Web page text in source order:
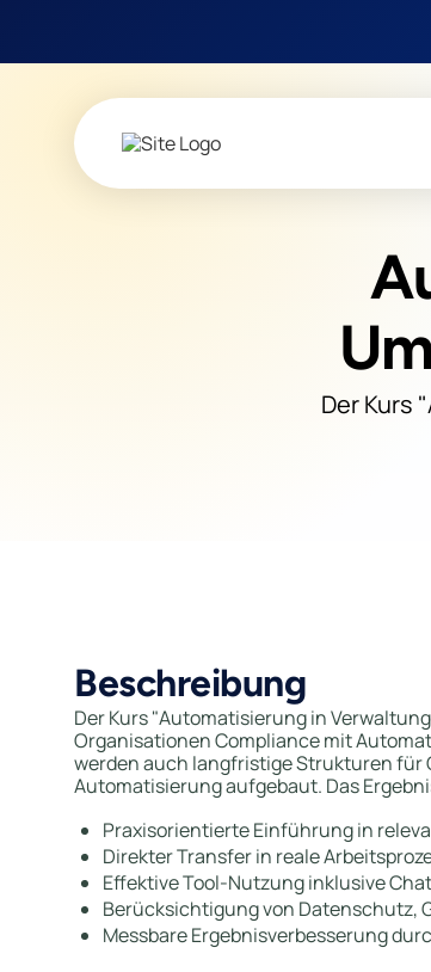
Der Kurs
Beschreibung
Der Kurs "Automatisierung in
Organisationen Compliance mit
werden auch langfristige Strukturen
Automatisierung aufgebaut. Das
Praxisorientierte Einführung in
Direkter Transfer in reale
Effektive Tool-Nutzung inklusive
Berücksichtigung von Datenschutz,
Messbare Ergebnisverbesserung